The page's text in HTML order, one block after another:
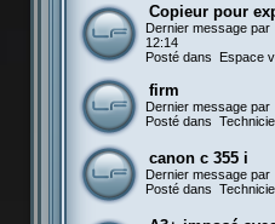
Copieur pour
Dernier message par
12:14
Posté dans
Espace
firm
Dernier message par
Posté dans
canon c 355 i
Dernier message par
Posté dans